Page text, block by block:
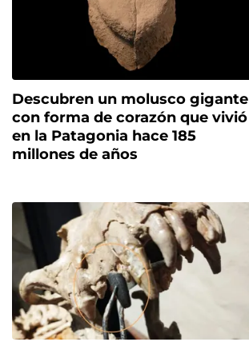
Descubren un molusco gigante
con forma de corazón que vivió
en la Patagonia hace 185
millones de años